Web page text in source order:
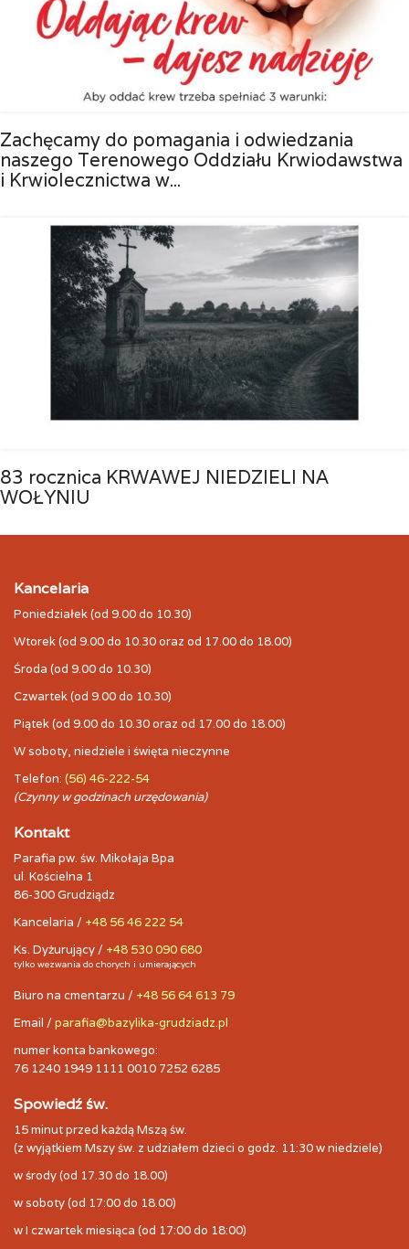
Zachęcamy do pomagania i odwiedzania
naszego Terenowego Oddziału Krwiodawstwa
i Krwiolecznictwa w...
83 rocznica KRWAWEJ NIEDZIELI NA
WOŁYNIU
Kancelaria
Poniedziałek (od 9.00 do 10.30)
Wtorek (od 9.00 do 10.30 oraz od 17.00 do 18.00)
Środa (od 9.00 do 10.30)
Czwartek (od 9.00 do 10.30)
Piątek (od 9.00 do 10.30 oraz od 17.00 do 18.00)
W soboty, niedziele i święta nieczynne
Telefon: (56) 46-222-54
(Czynny w godzinach urzędowania)
Kontakt
Parafia pw. św. Mikołaja Bpa
ul. Kościelna 1
86-300 Grudziądz
Kancelaria / +48 56 46 222 54
Ks. Dyżurujący / +48 530 090 680
tylko wezwania do chorych i umierających
Biuro na cmentarzu / +48 56 64 613 79
Email /parafia@bazylika-grudziadz.pl
numer konta bankowego:
76 1240 1949 1111 0010 7252 6285
Spowiedź św.
15 minut przed każdą Mszą św.
(z wyjątkiem Mszy św. z udziałem dzieci o godz. 11:30 w niedziele)
w środy (od 17.30 do 18.00)
w soboty (od 17:00 do 18.00)
w I czwartek miesiąca (od 17:00 do 18:00)